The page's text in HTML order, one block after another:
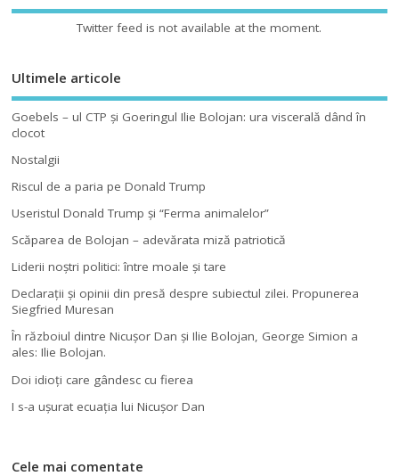
Twitter feed is not available at the moment.
Ultimele articole
Goebels – ul CTP şi Goeringul Ilie Bolojan: ura viscerală dând în
clocot
Nostalgii
Riscul de a paria pe Donald Trump
Useristul Donald Trump şi “Ferma animalelor”
Scăparea de Bolojan – adevărata miză patriotică
Liderii noştri politici: între moale şi tare
Declaraţii şi opinii din presă despre subiectul zilei. Propunerea
Siegfried Muresan
În războiul dintre Nicuşor Dan şi Ilie Bolojan, George Simion a
ales: Ilie Bolojan.
Doi idioţi care gândesc cu fierea
I s-a uşurat ecuaţia lui Nicuşor Dan
Cele mai comentate